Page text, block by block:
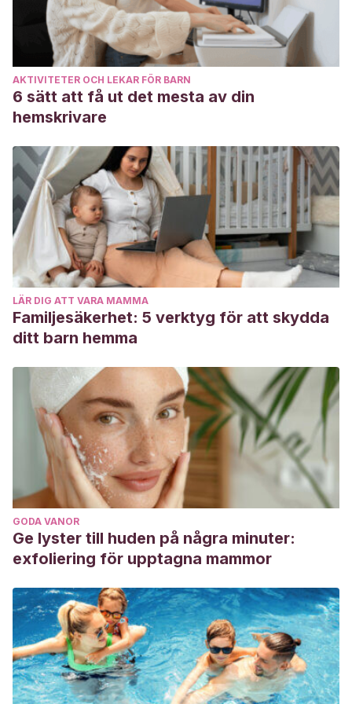
AKTIVITETER OCH LEKAR FÖR BARN
6 sätt att få ut det mesta av din
hemskrivare
LÄR DIG ATT VARA MAMMA
Familjesäkerhet: 5 verktyg för att skydda
ditt barn hemma
GODA VANOR
Ge lyster till huden på några minuter:
exfoliering för upptagna mammor